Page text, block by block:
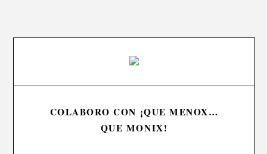
COLABORO CON ¡QUE MENOX…
QUE MONIX!